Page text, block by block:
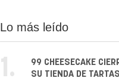
Lo más leído
1.
99 CHEESECAKE
SU TIENDA DE